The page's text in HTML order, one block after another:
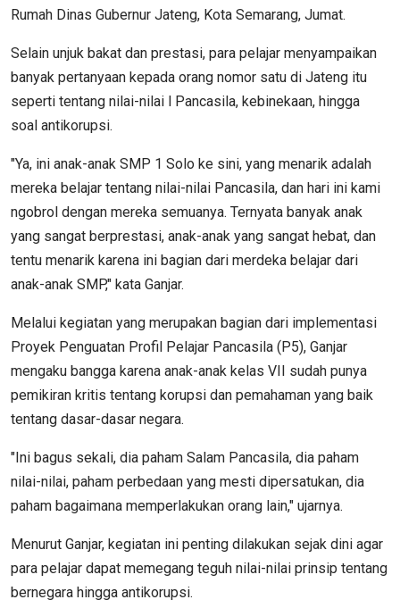
Rumah Dinas Gubernur Jateng, Kota Semarang, Jumat.
Selain unjuk bakat dan prestasi, para pelajar menyampaikan
banyak pertanyaan kepada orang nomor satu di Jateng itu
seperti tentang nilai-nilai l Pancasila, kebinekaan, hingga
soal antikorupsi.
"Ya, ini anak-anak SMP 1 Solo ke sini, yang menarik adalah
mereka belajar tentang nilai-nilai Pancasila, dan hari ini kami
ngobrol dengan mereka semuanya. Ternyata banyak anak
yang sangat berprestasi, anak-anak yang sangat hebat, dan
tentu menarik karena ini bagian dari merdeka belajar dari
anak-anak SMP," kata Ganjar.
Melalui kegiatan yang merupakan bagian dari implementasi
Proyek Penguatan Profil Pelajar Pancasila (P5), Ganjar
mengaku bangga karena anak-anak kelas VII sudah punya
pemikiran kritis tentang korupsi dan pemahaman yang baik
tentang dasar-dasar negara.
"Ini bagus sekali, dia paham Salam Pancasila, dia paham
nilai-nilai, paham perbedaan yang mesti dipersatukan, dia
paham bagaimana memperlakukan orang lain," ujarnya.
Menurut Ganjar, kegiatan ini penting dilakukan sejak dini agar
para pelajar dapat memegang teguh nilai-nilai prinsip tentang
bernegara hingga antikorupsi.